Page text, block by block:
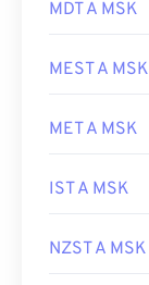
MDT A MSK
MEST A MSK
MET A MSK
IST A MSK
NZST A MSK